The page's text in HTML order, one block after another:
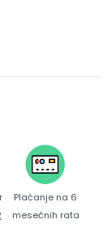
Plaćanje na 6
mesečnih rata